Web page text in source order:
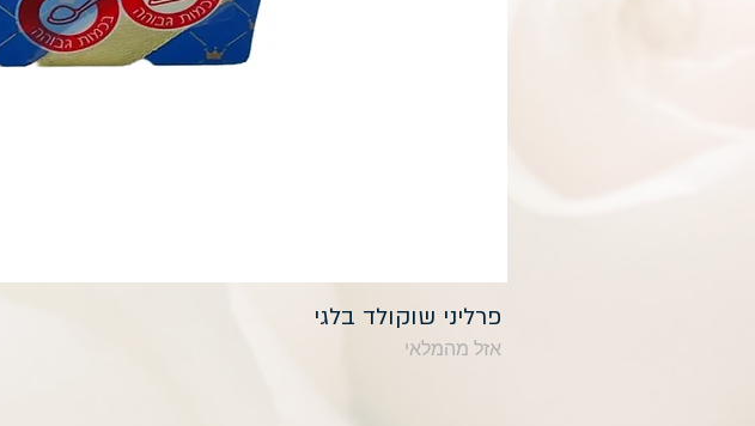
פרליני שוקולד בלגי
אזל מהמלאי